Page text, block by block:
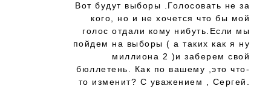
Вот будут выборы .Голосовать не за
кого, но и не хочется что бы мой
голос отдали кому нибуть.Если мы
пойдем на выборы ( а таких как я ну
миллиона 2 )и заберем свой
бюллетень. Как по вашему ,это что-
то изменит? С уважением , Сергей.